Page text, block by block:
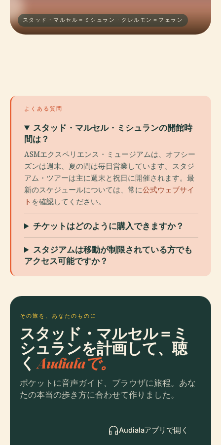
スタッド・マルセル＝ミシュラン · クレルモン＝フェラン
よくある質問
スタッド・マルセル・ミシュランの開館時
間は？
ASMエクスペリエンス・ミュージアムは、オフシー
ズンは週末、夏の間は毎日営業しています。スタジ
アム・ツアーは主に週末と祝日に開催されます。最
新のスケジュールについては、常に公式ウェブサイ
ト を確認してください。
チケットはどのように購入できますか？
スタジアムは移動が制限されている方でも
アクセス可能ですか？
その旅を、あなたのものに
スタッド・マルセル＝ミ
シュランを計画して、聴
くAudialaで。
ポケットに音声ガイド、ブラウザに旅程。あな
たの本当の歩き方に合わせて作りました。
Audialaアプリで開く